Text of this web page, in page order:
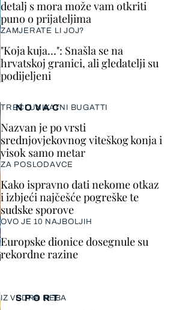
detalj s mora može vam otkriti
puno o prijateljima
ZAMJERATE LI JOJ?
"Koja kuja…": Snašla se na
hrvatskoj granici, ali gledatelji su
podijeljeni
SPORT
IZ VEDRA NEBA
NOVAC
TREĆI UNIKATNI BUGATTI
Nazvan je po vrsti
srednjovjekovnog viteškog konja i
visok samo metar
ZA POSLODAVCE
Kako ispravno dati nekome otkaz
i izbjeći najčešće pogreške te
sudske sporove
OVO JE 10 NAJBOLJIH
Europske dionice dosegnule su
rekordne razine